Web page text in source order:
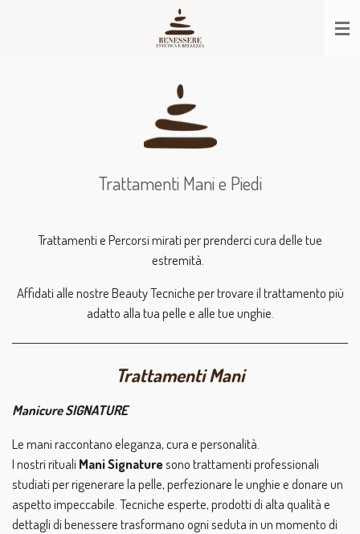
Trattamenti Mani e Piedi
Trattamenti e Percorsi mirati per prenderci cura delle tue
estremità.
Affidati alle nostre Beauty Tecniche per trovare il trattamento più
adatto alla tua pelle e alle tue unghie.
Trattamenti Mani
Manicure SIGNATURE
Le mani raccontano eleganza, cura e personalità.
I nostri ritualiMani Signaturesono trattamenti professionali
studiati per rigenerare la pelle, perfezionare le unghie e donare un
aspetto impeccabile. Tecniche esperte, prodotti di alta qualità e
dettagli di benessere trasformano ogni seduta in un momento di